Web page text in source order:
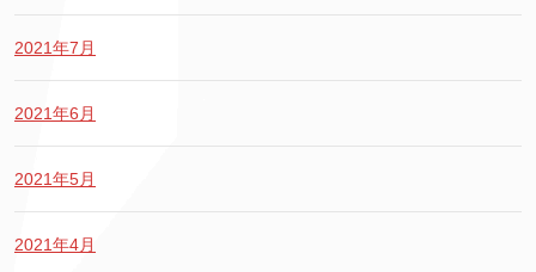
2021年7月
2021年6月
2021年5月
2021年4月